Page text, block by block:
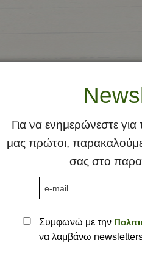
Για να ενημερώνεστε για
μας πρώτοι,
σας στο
Συμφωνώ με την
να λαμβάνω